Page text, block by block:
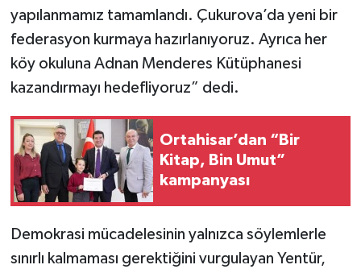
yapılanmamız tamamlandı. Çukurova’da yeni bir
federasyon kurmaya hazırlanıyoruz. Ayrıca her
köy okuluna Adnan Menderes Kütüphanesi
kazandırmayı hedefliyoruz” dedi.
Ortahisar’dan “Bir
Kitap, Bin Umut”
kampanyası
Demokrasi mücadelesinin yalnızca söylemlerle
sınırlı kalmaması gerektiğini vurgulayan Yentür,